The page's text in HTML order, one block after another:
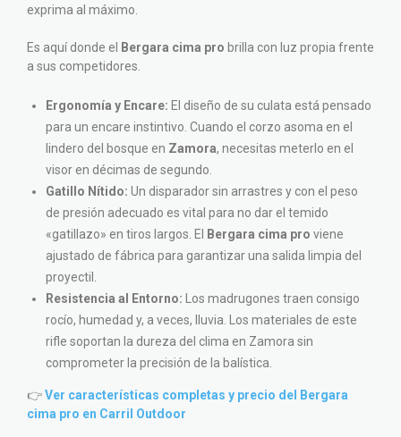
exprima al máximo.
Es aquí donde el Bergara cima pro brilla con luz propia frente
a sus competidores.
Ergonomía y Encare: El diseño de su culata está pensado
para un encare instintivo. Cuando el corzo asoma en el
lindero del bosque en Zamora, necesitas meterlo en el
visor en décimas de segundo.
Gatillo Nítido: Un disparador sin arrastres y con el peso
de presión adecuado es vital para no dar el temido
«gatillazo» en tiros largos. El
Bergara cima pro viene
ajustado de fábrica para garantizar una salida limpia del
proyectil.
Resistencia al Entorno: Los madrugones traen consigo
rocío, humedad y, a veces, lluvia. Los materiales de este
rifle soportan la dureza del clima en Zamora sin
comprometer la precisión de la balística.
👉Ver características completas y precio del Bergara
cima pro en Carril Outdoor